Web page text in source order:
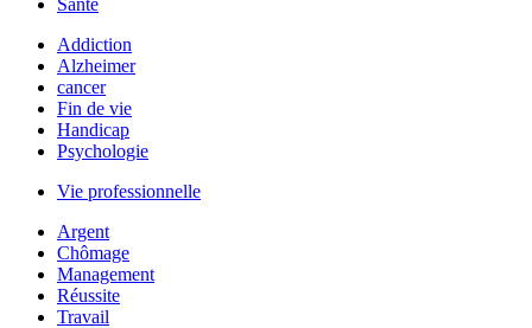
Santé
Addiction
Alzheimer
cancer
Fin de vie
Handicap
Psychologie
Vie professionnelle
Argent
Chômage
Management
Réussite
Travail